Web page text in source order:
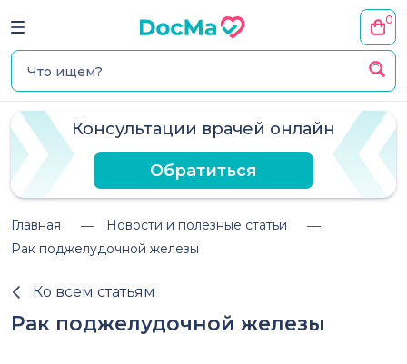
0
Консультации врачей онлайн
Обратиться
Главная
Новости и полезные статьи
Рак поджелудочной железы
Ко всем статьям
Рак поджелудочной железы